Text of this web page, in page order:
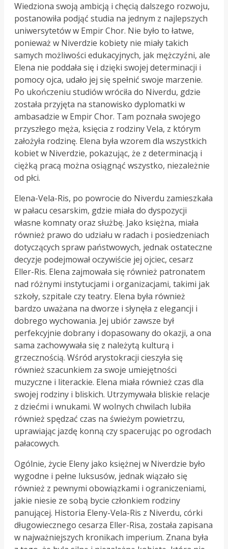
Wiedziona swoją ambicją i chęcią dalszego rozwoju,
postanowiła podjąć studia na jednym z najlepszych
uniwersytetów w Empir Chor. Nie było to łatwe,
ponieważ w Niverdzie kobiety nie miały takich
samych możliwości edukacyjnych, jak mężczyźni, ale
Elena nie poddała się i dzięki swojej determinacji i
pomocy ojca, udało jej się spełnić swoje marzenie.
Po ukończeniu studiów wróciła do Niverdu, gdzie
została przyjęta na stanowisko dyplomatki w
ambasadzie w Empir Chor. Tam poznała swojego
przyszłego męża, księcia z rodziny Vela, z którym
założyła rodzinę. Elena była wzorem dla wszystkich
kobiet w Niverdzie, pokazując, że z determinacją i
ciężką pracą można osiągnąć wszystko, niezależnie
od płci.
Elena-Vela-Ris, po powrocie do Niverdu zamieszkała
w pałacu cesarskim, gdzie miała do dyspozycji
własne komnaty oraz służbę. Jako księżna, miała
również prawo do udziału w radach i posiedzeniach
dotyczących spraw państwowych, jednak ostateczne
decyzje podejmował oczywiście jej ojciec, cesarz
Eller-Ris. Elena zajmowała się również patronatem
nad różnymi instytucjami i organizacjami, takimi jak
szkoły, szpitale czy teatry. Elena była również
bardzo uważana na dworze i słynęła z elegancji i
dobrego wychowania. Jej ubiór zawsze był
perfekcyjnie dobrany i dopasowany do okazji, a ona
sama zachowywała się z należytą kulturą i
grzecznością. Wśród arystokracji cieszyła się
również szacunkiem za swoje umiejętności
muzyczne i literackie. Elena miała również czas dla
swojej rodziny i bliskich. Utrzymywała bliskie relacje
z dziećmi i wnukami. W wolnych chwilach lubiła
również spędzać czas na świeżym powietrzu,
uprawiając jazdę konną czy spacerując po ogrodach
pałacowych.
Ogólnie, życie Eleny jako księżnej w Niverdzie było
wygodne i pełne luksusów, jednak wiązało się
również z pewnymi obowiązkami i ograniczeniami,
jakie niesie ze sobą bycie członkiem rodziny
panującej. Historia Eleny-Vela-Ris z Niverdu, córki
długowiecznego cesarza Eller-Risa, została zapisana
w najważniejszych kronikach imperium. Znana była